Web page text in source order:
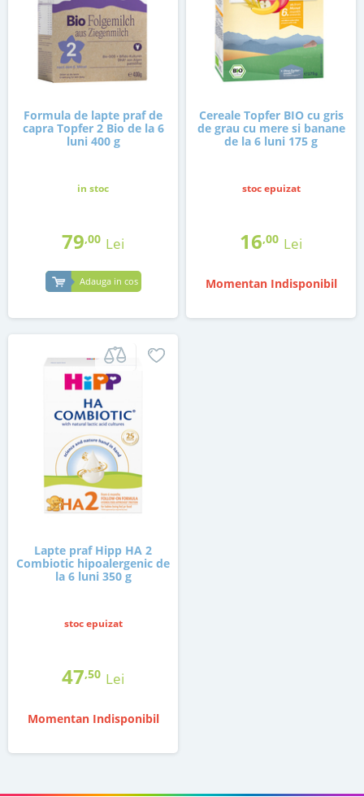
Formula de lapte praf de
capra Topfer 2 Bio de la 6
luni 400 g
in stoc
79,00 Lei
Adauga in cos
Cereale Topfer BIO cu gris
de grau cu mere si banane
de la 6 luni 175 g
stoc epuizat
16,00 Lei
Momentan Indisponibil
Lapte praf Hipp HA 2
Combiotic hipoalergenic de
la 6 luni 350 g
stoc epuizat
47,50 Lei
Momentan Indisponibil